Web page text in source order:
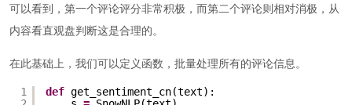
可以看到，第一个评论评分非常积极，而第二个评论则相对消极，从
内容看直观盘判断这是合理的。
在此基础上，我们可以定义函数，批量处理所有的评论信息。
1
def get_sentiment_cn(text):